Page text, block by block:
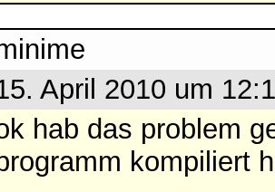
April 2010 um
hab das problem
kompiliert